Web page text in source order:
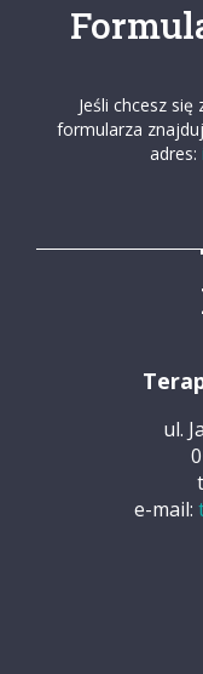
Jeśli chcesz
formularza
adres:
ul.
e-mail: